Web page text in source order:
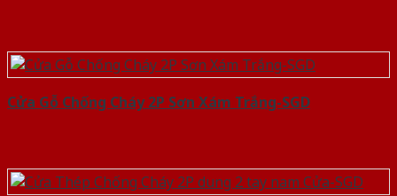
Cửa Gỗ Chống Cháy 2P Sơn Xám Trắng-SGD